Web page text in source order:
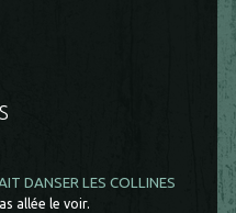
DANSER LES COLLINES
allée le voir.